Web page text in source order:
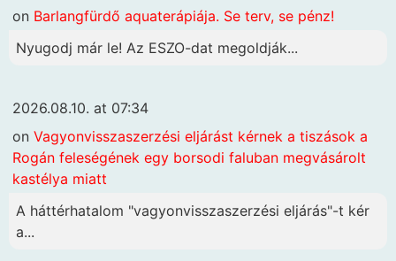
on Barlangfürdő aquaterápiája. Se terv, se pénz!
Nyugodj már le! Az ESZO-dat megoldják...
2026.08.10. at 07:34
on Vagyonvisszaszerzési eljárást kérnek a tiszások a
Rogán feleségének egy borsodi faluban megvásárolt
kastélya miatt
A háttérhatalom "vagyonvisszaszerzési eljárás"-t kér
a...